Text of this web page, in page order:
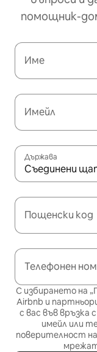
помощник-
Име
Имейл
Държава
Съединени
Пощенски код
Телефонен
С избирането на
Airbnb и
с вас във
имейл или
поверителност